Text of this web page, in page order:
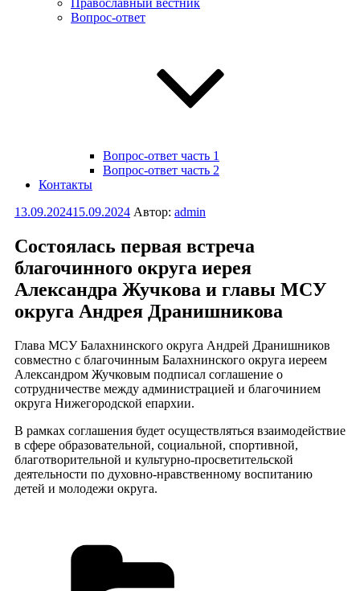
Православный вестник
Вопрос-ответ
Вопрос-ответ часть 1
Вопрос-ответ часть 2
Контакты
Опубликовано
13.09.202415.09.2024 Автор: admin
Состоялась первая встреча
благочинного округа иерея
Александра Жучкова и главы МСУ
округа Андрея Дранишникова
Глава МСУ Балахнинского округа Андрей Дранишников
совместно с благочинным Балахнинского округа иереем
Александром Жучковым подписал соглашение о
сотрудничестве между администрацией и благочинием
округа Нижегородской епархии.
В рамках соглашения будет осуществляться взаимодействие
в сфере образовательной, социальной, спортивной,
благотворительной и культурно-просветительской
деятельности по духовно-нравственному воспитанию
детей и молодежи округа.